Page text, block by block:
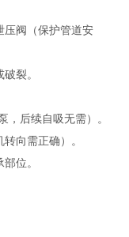
阀（保护管道安
裂。
后续自吸无需）。
向需正确）。
位。